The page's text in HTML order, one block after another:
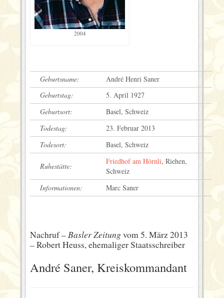
2004
Geburtsname:
André Henri Saner
Geburtstag:
5. April 1927
Geburtsort:
Basel, Schweiz
Todestag:
23. Februar 2013
Todesort:
Basel, Schweiz
Ruhestätte:
Friedhof am Hörnli, Riehen,
Schweiz
Informationen:
Marc Saner
Nachruf –Basler Zeitungvom 5. März 2013
– Robert Heuss, ehemaliger Staatsschreiber
André Saner, Kreiskommandant